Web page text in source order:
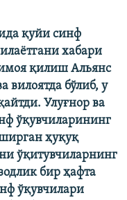
қуйи синф
хабари
қилиш Альянс
вилоятда бўлиб, у
Улуғнор ва
ўқувчиларининг
ҳуқуқ
ўқитувчиларнинг
бир ҳафта
ўқувчилари